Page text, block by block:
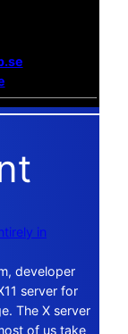
in
developer
server for
The X server
of us take